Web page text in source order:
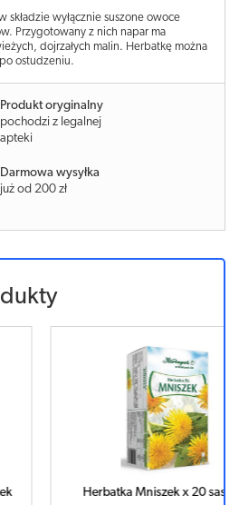
składzie wyłącznie suszone owoce
Przygotowany z nich napar ma
dojrzałych malin. Herbatkę można
ostudzeniu.
Produkt oryginalny
pochodzi z legalnej
apteki
Darmowa wysyłka
już od 200 zł
x 20 saszetek Herbatka